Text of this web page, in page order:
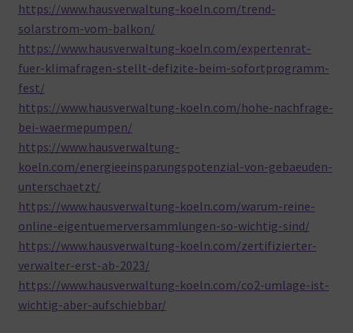
https://www.hausverwaltung-koeln.com/trend-
solarstrom-vom-balkon/
https://www.hausverwaltung-koeln.com/expertenrat-
fuer-klimafragen-stellt-defizite-beim-sofortprogramm-
fest/
https://www.hausverwaltung-koeln.com/hohe-nachfrage-
bei-waermepumpen/
https://www.hausverwaltung-
koeln.com/energieeinsparungspotenzial-von-gebaeuden-
unterschaetzt/
https://www.hausverwaltung-koeln.com/warum-reine-
online-eigentuemerversammlungen-so-wichtig-sind/
https://www.hausverwaltung-koeln.com/zertifizierter-
verwalter-erst-ab-2023/
https://www.hausverwaltung-koeln.com/co2-umlage-ist-
wichtig-aber-aufschiebbar/